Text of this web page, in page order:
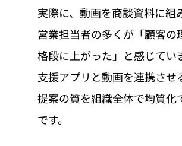
実際に、動画を商談資料に組
営業担当者の多くが「顧客の
格段に上がった」と感じてい
支援アプリと動画を連携させ
提案の質を組織全体で均質化
です。